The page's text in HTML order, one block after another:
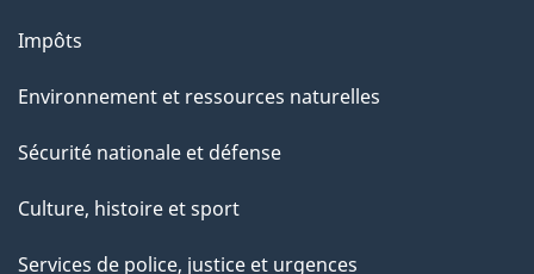
Impôts
Environnement et ressources naturelles
Sécurité nationale et défense
Culture, histoire et sport
Services de police, justice et urgences